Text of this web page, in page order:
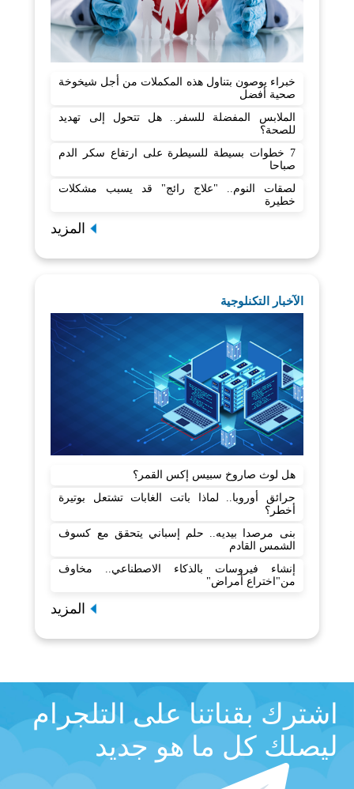
خبراء يوصون بتناول هذه المكملات من أجل شيخوخة
صحية أفضل
الملابس المفضلة للسفر.. هل تتحول إلى تهديد
للصحة؟
7 خطوات بسيطة للسيطرة على ارتفاع سكر الدم
صباحا
لصقات النوم.. "علاج رائج" قد يسبب مشكلات
خطيرة
المزيد
الآخبار التكنلوجية
هل لوث صاروخ سبيس إكس القمر؟
حرائق أوروبا.. لماذا باتت الغابات تشتعل بوتيرة
أخطر؟
بنى مرصدا بيديه.. حلم إسباني يتحقق مع كسوف
الشمس القادم
إنشاء فيروسات بالذكاء الاصطناعي.. مخاوف
من"اختراع أمراض"
المزيد
اشترك بقناتنا على التلجرام
ليصلك كل ما هو جديد